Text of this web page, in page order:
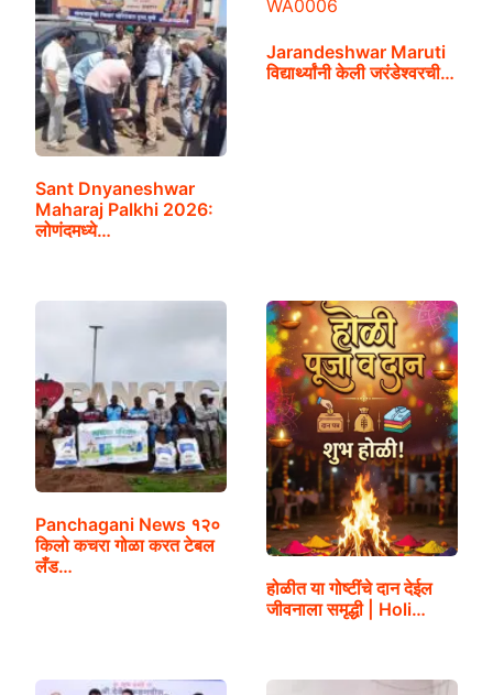
Sant Dnyaneshwar
Maharaj Palkhi 2026:
लोणंदमध्ये…
Jarandeshwar Maruti
विद्यार्थ्यांनी केली जरंडेश्वरची…
Panchagani News १२०
किलो कचरा गोळा करत टेबल
लँड…
होळीत या गोष्टींचे दान देईल
जीवनाला समृद्धी | Holi…